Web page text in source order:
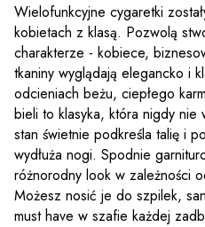
Wielofunkcyjne cygaretki
kobietach z klasą. Pozwolą
charakterze - kobiece,
tkaniny wyglądają elegancko i
odcieniach beżu, ciepłego
bieli to klasyka, która nigdy
stan świetnie podkreśla talię i
wydłuża nogi. Spodnie
różnorodny look w zależności
Możesz nosić je do szpilek,
must have w szafie każdej